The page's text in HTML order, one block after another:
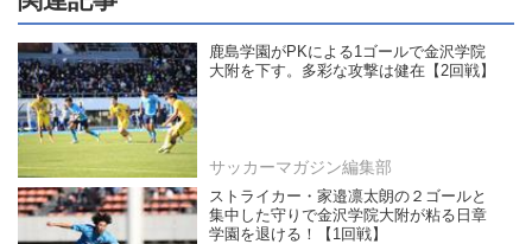
鹿島学園がPKによる1ゴールで金沢学院
大附を下す。多彩な攻撃は健在【2回戦】
サッカーマガジン編集部
ストライカー・家邉凛太朗の２ゴールと
集中した守りで金沢学院大附が粘る日章
学園を退ける！【1回戦】